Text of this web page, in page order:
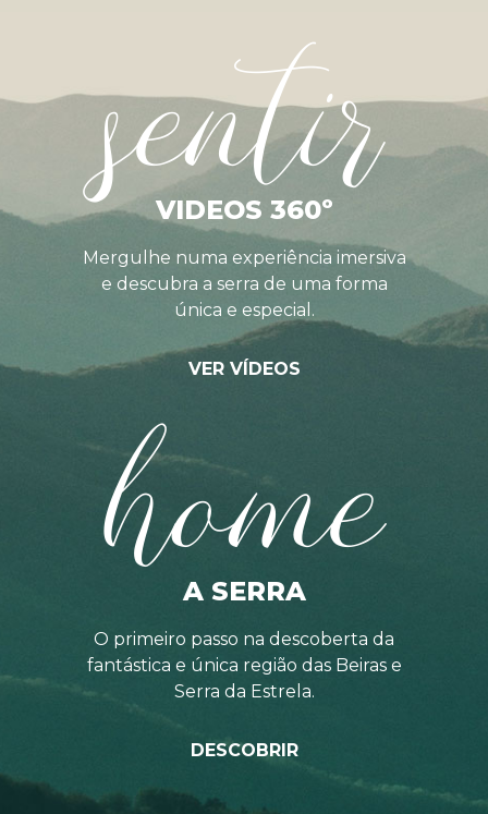
sentir
VIDEOS 360º
Mergulhe numa experiência imersiva
e descubra a serra de uma forma
única e especial.
VER VÍDEOS
home
A SERRA
O primeiro passo na descoberta da
fantástica e única região das Beiras e
Serra da Estrela.
DESCOBRIR